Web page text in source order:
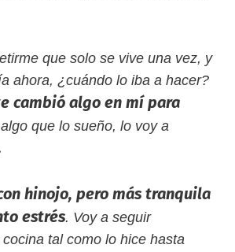
que solo se vive una vez, y
ahora, ¿cuándo lo iba a hacer?
cambió algo en mí para
que lo sueño, lo voy a
hinojo, pero más tranquila
estrés. Voy a seguir
tal como lo hice hasta